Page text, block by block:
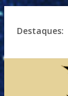
Destaques: